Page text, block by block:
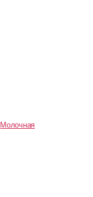
Молочная